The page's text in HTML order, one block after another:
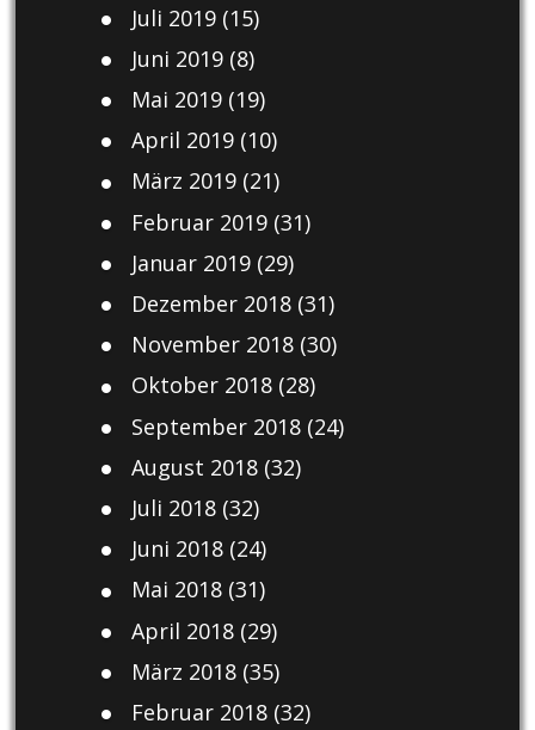
Juli 2019(15)
Juni 2019(8)
Mai 2019(19)
April 2019(10)
März 2019(21)
Februar 2019(31)
Januar 2019(29)
Dezember 2018(31)
November 2018(30)
Oktober 2018(28)
September 2018(24)
August 2018(32)
Juli 2018(32)
Juni 2018(24)
Mai 2018(31)
April 2018(29)
März 2018(35)
Februar 2018(32)